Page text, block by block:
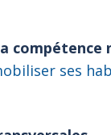
compétence
ses